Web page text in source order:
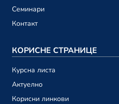
03. новембар
октобар 2023.
Привредни саветник ТВ 194
Семинари
Контакт
КОРИСНЕ СТРАНИЦЕ
Курсна листа
Актуелно
Корисни линкови